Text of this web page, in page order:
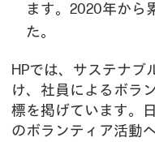
ます。2020年から
た。
HPでは、サステナブ
け、社員によるボラ
標を掲げています。
のボランティア活動